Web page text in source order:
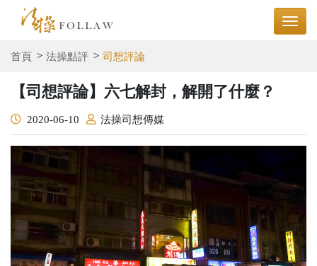
首頁 法操點評 司想評論
【司想評論】六七解封，解開了什麼？
2020-06-10 法操司想傳媒